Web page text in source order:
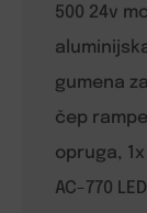
500 24v
gumena
čep
opruga,
AC-770